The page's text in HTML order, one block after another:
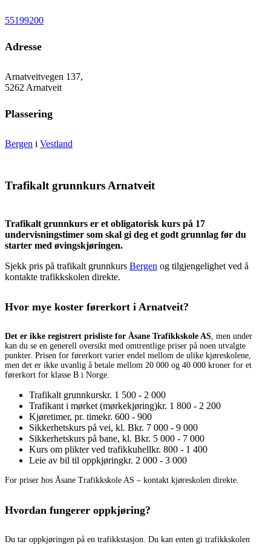
55199200
Adresse
Arnatveitvegen 137,
5262 Arnatveit
Plassering
Bergen i Vestland
Trafikalt grunnkurs Arnatveit
Trafikalt grunnkurs er et obligatorisk kurs på 17
undervisningstimer som skal gi deg et godt grunnlag før du
starter med øvingskjøringen.
Sjekk pris på trafikalt grunnkurs Bergen og tilgjengelighet ved å
kontakte trafikkskolen direkte.
Hvor mye koster førerkort i Arnatveit?
Det er ikke registrert prisliste for Åsane Trafikkskole AS, men under
kan du se en generell oversikt med omtrentlige priser på noen utvalgte
punkter. Prisen for førerkort varier endel mellom de ulike kjøreskolene,
men det er ikke uvanlig å betale mellom 20 000 og 40 000 kroner for et
førerkort for klasse B i Norge.
Trafikalt grunnkurskr. 1 500 - 2 000
Trafikant i mørket (mørkekjøring)kr. 1 800 - 2 200
Kjøretimer, pr. timekr. 600 - 900
Sikkerhetskurs på vei, kl. Bkr. 7 000 - 9 000
Sikkerhetskurs på bane, kl. Bkr. 5 000 - 7 000
Kurs om plikter ved trafikkuhellkr. 800 - 1 400
Leie av bil til oppkjøringkr. 2 000 - 3 000
For priser hos Åsane Trafikkskole AS – kontakt kjøreskolen direkte.
Hvordan fungerer oppkjøring?
Du tar oppkjøringen på en trafikkstasjon. Du kan enten gi trafikkskolen